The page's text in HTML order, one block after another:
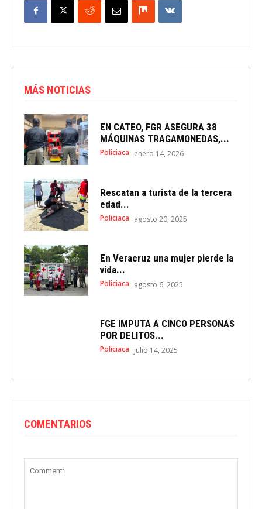
MÁS NOTICIAS
EN CATEO, FGR ASEGURA 38
MÁQUINAS TRAGAMONEDAS,...
Policiaca enero 14, 2026
Rescatan a turista de la tercera
edad...
Policiaca agosto 20, 2025
En Veracruz una mujer pierde la
vida...
Policiaca agosto 6, 2025
FGE IMPUTA A CINCO PERSONAS
POR DELITOS...
Policiaca julio 14, 2025
COMENTARIOS